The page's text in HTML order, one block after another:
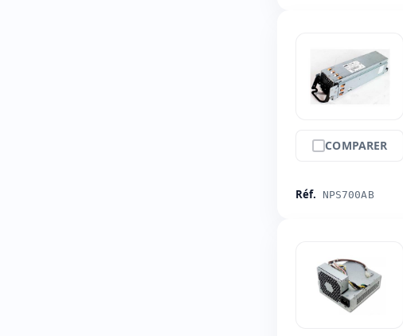
COMPARER
Réf. NPS700AB